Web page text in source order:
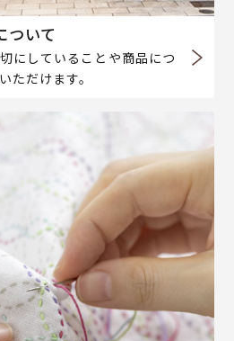
ついて
にしていることや商品につ
ただけます。